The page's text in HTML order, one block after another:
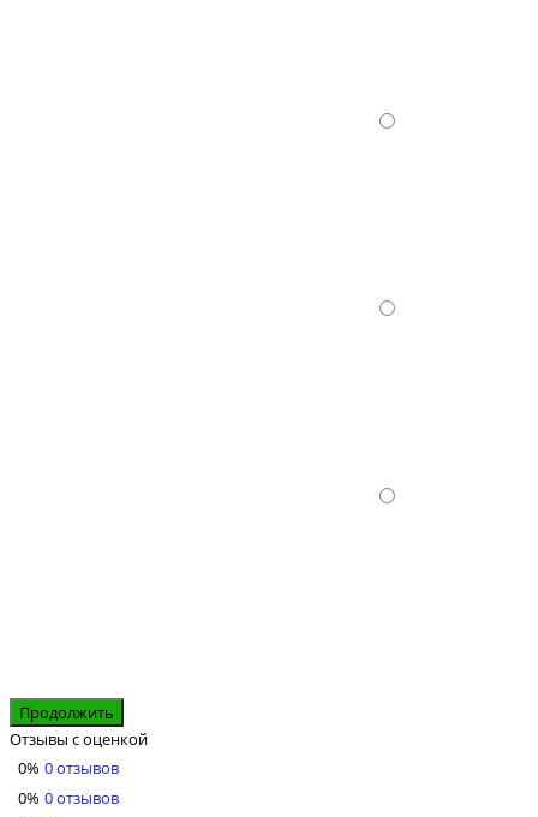
Продолжить
Отзывы с оценкой
0% 0 отзывов
0% 0 отзывов